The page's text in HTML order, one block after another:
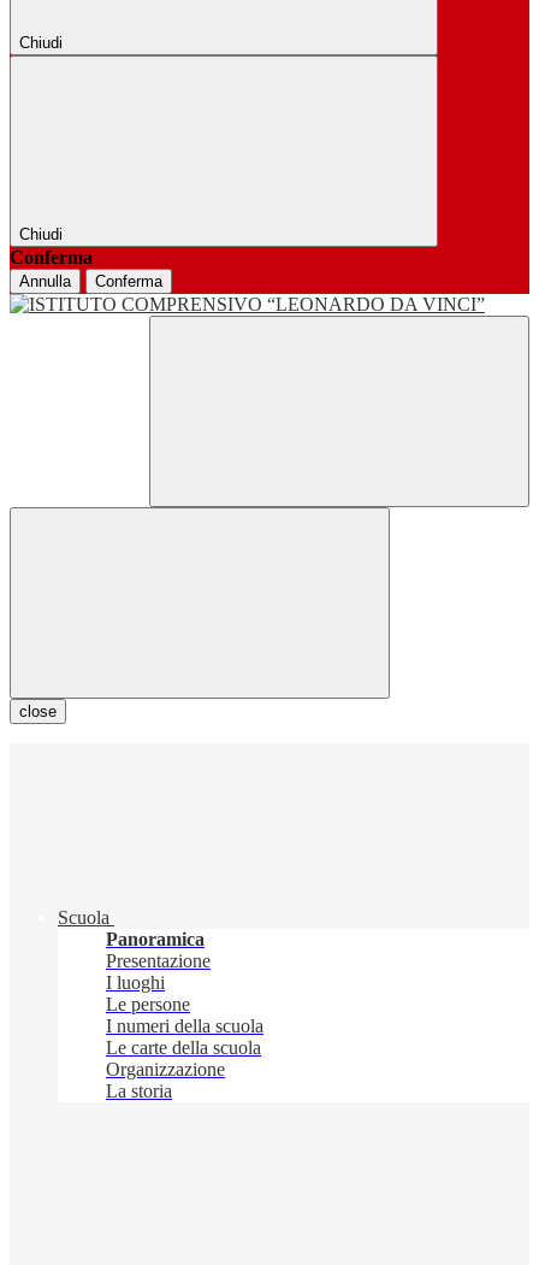
Chiudi
Chiudi
Conferma
Annulla Conferma
close
Scuola
Panoramica
Presentazione
I luoghi
Le persone
I numeri della scuola
Le carte della scuola
Organizzazione
La storia